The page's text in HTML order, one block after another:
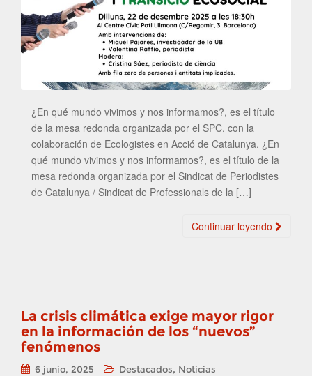
¿En qué mundo vivimos y nos informamos?, es el título
de la mesa redonda organizada por el SPC, con la
colaboración de Ecologistes en Acció de Catalunya. ¿En
qué mundo vivimos y nos informamos?, es el título de la
mesa redonda organizada por el Sindicat de Periodistes
de Catalunya / Sindicat de Professionals de la […]
Continuar leyendo
La crisis climática exige mayor rigor
en la información de los “nuevos”
fenómenos
6 junio, 2025 Destacados, Noticias